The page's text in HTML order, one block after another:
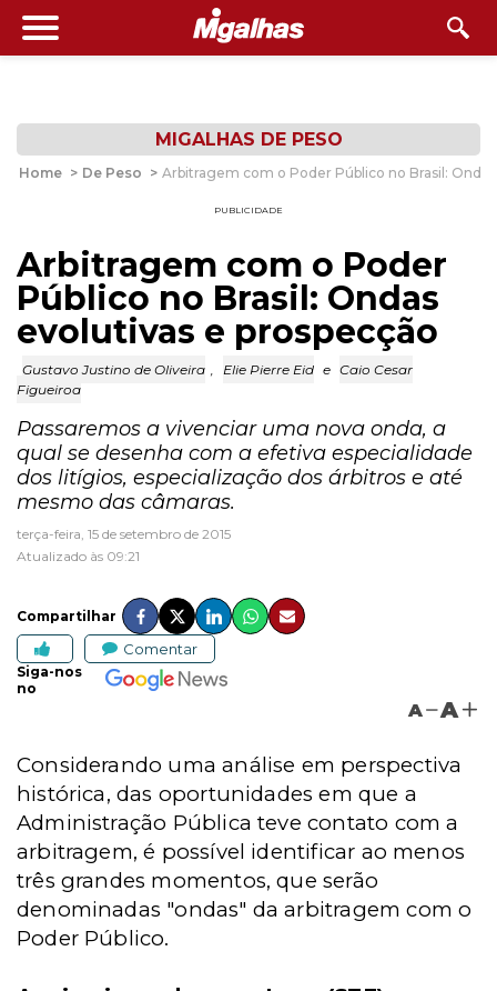
MIGALHAS DE PESO
Home > De Peso > Arbitragem com o Poder Público no Brasil:
PUBLICIDADE
Arbitragem com o Poder
Público no Brasil: Ondas
evolutivas e prospecção
Gustavo Justino de Oliveira , Elie Pierre Eid e Caio Cesar
Figueiroa
Passaremos a vivenciar uma nova onda, a
qual se desenha com a efetiva especialidade
dos litígios, especialização dos árbitros e até
mesmo das câmaras.
terça-feira, 15 de setembro de 2015
Atualizado às 09:21
Compartilhar
Comentar
Siga-nos
no
A A
Considerando uma análise em perspectiva
histórica, das oportunidades em que a
Administração Pública teve contato com a
arbitragem, é possível identificar ao menos
três grandes momentos, que serão
denominadas "ondas" da arbitragem com o
Poder Público.